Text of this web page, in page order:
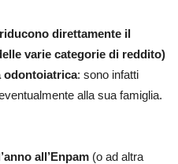
direttamente il
varie categorie di reddito)
odontoiatrica: sono infatti
alla sua famiglia.
all’Enpam (o ad altra